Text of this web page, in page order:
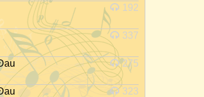
192
337
275
323